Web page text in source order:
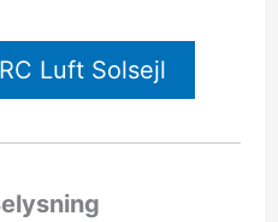
Luft Solsejl